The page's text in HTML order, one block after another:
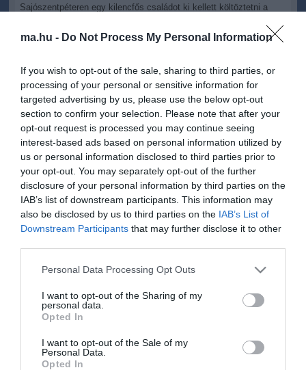
ma.hu - Do Not Process My Personal Information
If you wish to opt-out of the sale, sharing to third parties, or
processing of your personal or sensitive information for
targeted advertising by us, please use the below opt-out
section to confirm your selection. Please note that after your
opt-out request is processed you may continue seeing
interest-based ads based on personal information utilized by
us or personal information disclosed to third parties prior to
your opt-out. You may separately opt-out of the further
disclosure of your personal information by third parties on the
IAB’s list of downstream participants. This information may
also be disclosed by us to third parties on the IAB’s List of
Downstream Participants that may further disclose it to other
Please note that this website/app uses one or more Google
not limited to your visit or usage behaviour. You may click to
grant or deny consent to Google and its third-party tags to
use your data for below specified purposes in below Google
consent section.
Personal Data Processing Opt Outs
I want to opt-out of the Sharing of my
personal data.
Opted In
I want to opt-out of the Sale of my
Personal Data.
Opted In
Sajószentpéteren egy kilencfős családot ki kellett költöztetni a
el őket, és ellátásukról is gondoskodik. Sajóivánkán pedig a szél
kettétört egy oszlopot, a vezetéket csak a "lélek" tartja, az
katasztrófavédelem ügyeletese.
Kapcsolódó írások:
Óriási károkat okozott a vihar Fejér megyében
Több száz riasztás, sérültek, sárlavina
Tömeghisztéria a Váci Világi Vigalmon
Figyelem! A cikkhez hozzáfűzött hozzászólások nem ama.hu
network nézeteit
kommenteket nem tudja befolyásolni - azok az olvasók személyes véleményét
tartalmazzák.
Kérjük, kulturáltan, mások személyiségi jogainak és jó hírnevének tiszteletben